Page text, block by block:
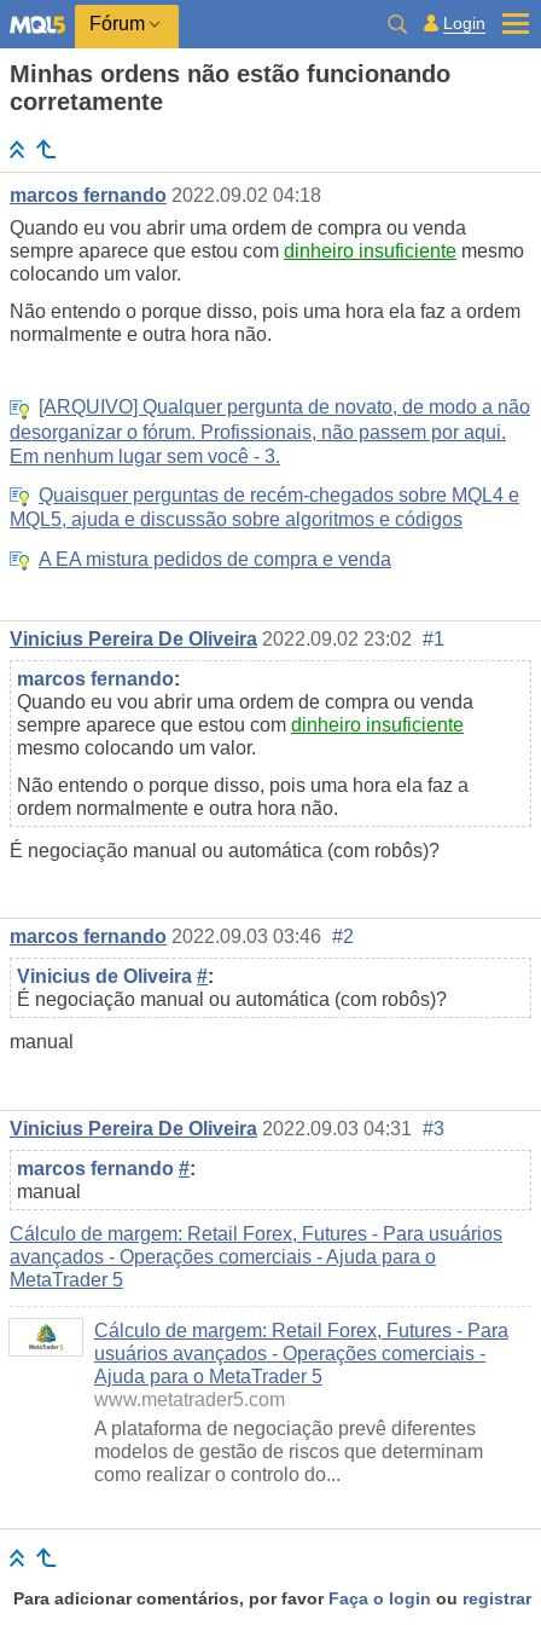
Fórum Login
Minhas ordens não estão funcionando
corretamente
marcos fernando 2022.09.02 04:18
Quando eu vou abrir uma ordem de compra ou venda
sempre aparece que estou com dinheiro insuficiente mesmo
colocando um valor.
Não entendo o porque disso, pois uma hora ela faz a ordem
normalmente e outra hora não.
[ARQUIVO] Qualquer pergunta de novato, de modo a não
desorganizar o fórum. Profissionais, não passem por aqui.
Em nenhum lugar sem você - 3.
Quaisquer perguntas de recém-chegados sobre MQL4 e
MQL5, ajuda e discussão sobre algoritmos e códigos
A EA mistura pedidos de compra e venda
Vinicius Pereira De Oliveira 2022.09.02 23:02 #1
marcos fernando:
Quando eu vou abrir uma ordem de compra ou venda
sempre aparece que estou com dinheiro insuficiente
mesmo colocando um valor.
Não entendo o porque disso, pois uma hora ela faz a
ordem normalmente e outra hora não.
É negociação manual ou automática (com robôs)?
marcos fernando 2022.09.03 03:46 #2
Vinicius de Oliveira #:
É negociação manual ou automática (com robôs)?
manual
Vinicius Pereira De Oliveira 2022.09.03 04:31 #3
marcos fernando #:
manual
Cálculo de margem: Retail Forex, Futures - Para usuários
avançados - Operações comerciais - Ajuda para o
MetaTrader 5
Cálculo de margem: Retail Forex, Futures - Para
usuários avançados - Operações comerciais -
Ajuda para o MetaTrader 5
www.metatrader5.com
A plataforma de negociação prevê diferentes
modelos de gestão de riscos que determinam
como realizar o controlo do...
Para adicionar comentários, por favor Faça o login ou registrar